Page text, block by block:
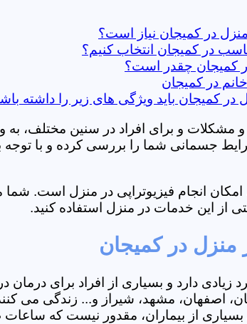
در کمیجان نیاز است؟
در کمیجان انتخاب کنیم؟
در کمیجان چقدر است؟
در کمیجان
در کمیجان باید ویژگی های زیر را داشته
و مشکلات و برای افراد در سنین مختلف،
جسمانی شما را بررسی کرده و با توجه
امکان انجام فیزیوتراپی در منزل است.
از این خدمات در منزل استفاده کنید.
منزل در کمیجان
زیادی دارد و بسیاری از افراد برای
اصفهان، مشهد، شیراز و... زندگی می
بسیاری از بیماران، مقدور نیست که